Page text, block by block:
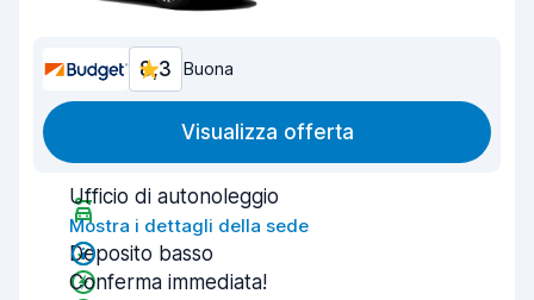
8,3 Buona
Visualizza offerta
Ufficio di autonoleggio
Mostra i dettagli della sede
Deposito basso
Conferma immediata!